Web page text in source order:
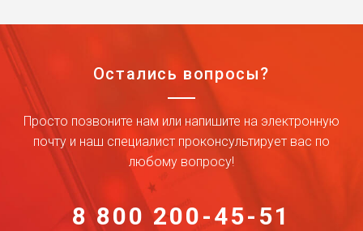
Остались вопросы?
Просто позвоните нам или напишите на электронную
почту и наш специалист проконсультирует вас по
любому вопросу!
8 800 200-45-51